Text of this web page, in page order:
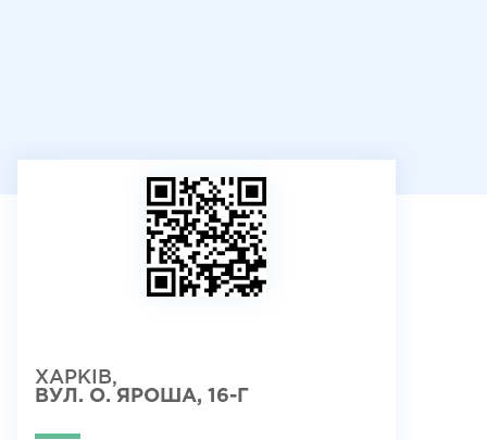
ХАРКІВ,
ВУЛ. О. ЯРОША, 16-Г